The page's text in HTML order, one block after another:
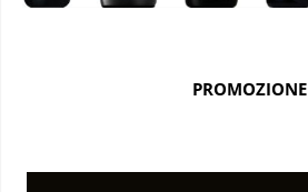
PROMOZIONE